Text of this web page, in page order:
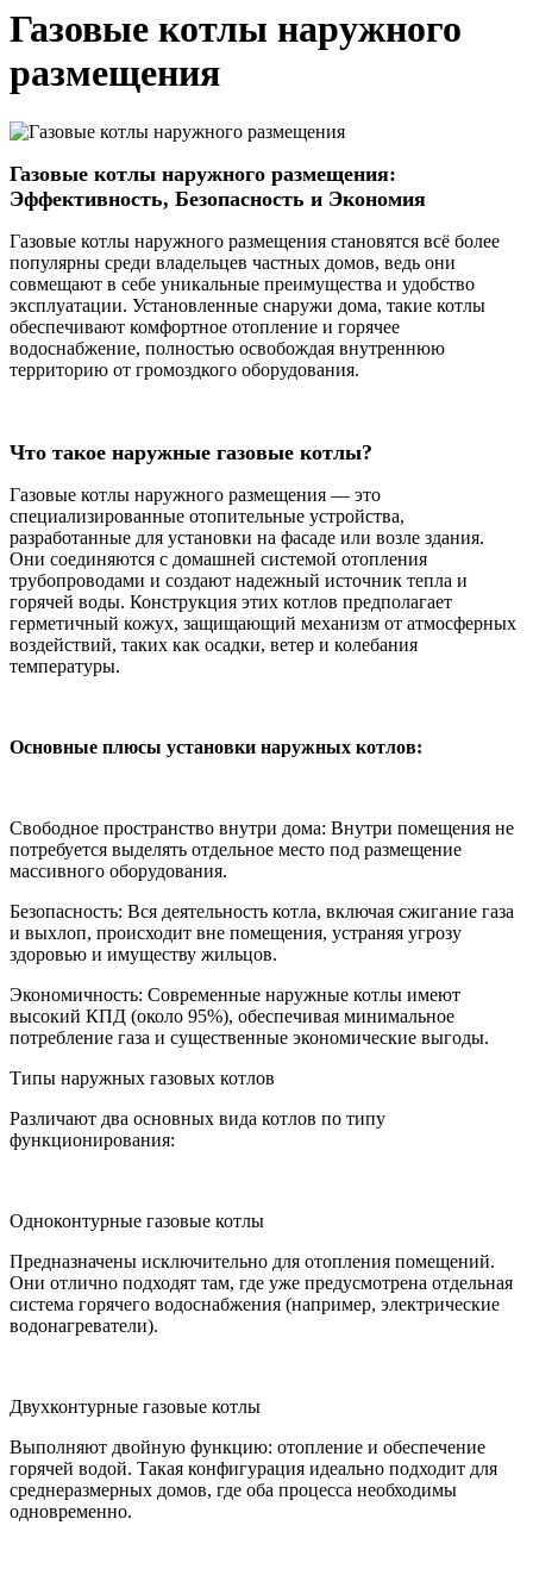
Газовые котлы наружного
размещения
Газовые котлы наружного размещения:
Эффективность, Безопасность и Экономия
Газовые котлы наружного размещения становятся всё более
популярны среди владельцев частных домов, ведь они
совмещают в себе уникальные преимущества и удобство
эксплуатации. Установленные снаружи дома, такие котлы
обеспечивают комфортное отопление и горячее
водоснабжение, полностью освобождая внутреннюю
территорию от громоздкого оборудования.
Что такое наружные газовые котлы?
Газовые котлы наружного размещения — это
специализированные отопительные устройства,
разработанные для установки на фасаде или возле здания.
Они соединяются с домашней системой отопления
трубопроводами и создают надежный источник тепла и
горячей воды. Конструкция этих котлов предполагает
герметичный кожух, защищающий механизм от атмосферных
воздействий, таких как осадки, ветер и колебания
температуры.
Основные плюсы установки наружных котлов:
Свободное пространство внутри дома: Внутри помещения не
потребуется выделять отдельное место под размещение
массивного оборудования.
Безопасность: Вся деятельность котла, включая сжигание газа
и выхлоп, происходит вне помещения, устраняя угрозу
здоровью и имуществу жильцов.
Экономичность: Современные наружные котлы имеют
высокий КПД (около 95%), обеспечивая минимальное
потребление газа и существенные экономические выгоды.
Типы наружных газовых котлов
Различают два основных вида котлов по типу
функционирования:
Одноконтурные газовые котлы
Предназначены исключительно для отопления помещений.
Они отлично подходят там, где уже предусмотрена отдельная
система горячего водоснабжения (например, электрические
водонагреватели).
Двухконтурные газовые котлы
Выполняют двойную функцию: отопление и обеспечение
горячей водой. Такая конфигурация идеально подходит для
среднеразмерных домов, где оба процесса необходимы
одновременно.